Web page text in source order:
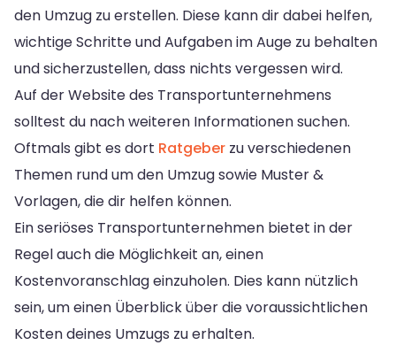
den Umzug zu erstellen. Diese kann dir dabei helfen,
wichtige Schritte und Aufgaben im Auge zu behalten
und sicherzustellen, dass nichts vergessen wird.
Auf der Website des Transportunternehmens
solltest du nach weiteren Informationen suchen.
Oftmals gibt es dort Ratgeber zu verschiedenen
Themen rund um den Umzug sowie Muster &
Vorlagen, die dir helfen können.
Ein seriöses Transportunternehmen bietet in der
Regel auch die Möglichkeit an, einen
Kostenvoranschlag einzuholen. Dies kann nützlich
sein, um einen Überblick über die voraussichtlichen
Kosten deines Umzugs zu erhalten.